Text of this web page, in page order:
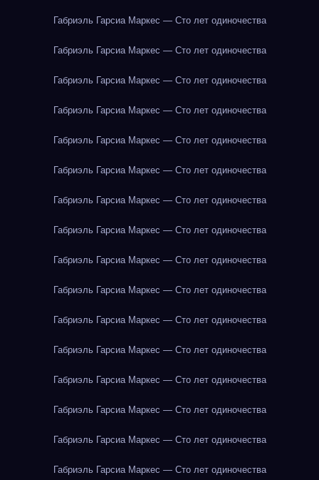
Габриэль Гарсиа Маркес — Сто лет одиночества
Габриэль Гарсиа Маркес — Сто лет одиночества
Габриэль Гарсиа Маркес — Сто лет одиночества
Габриэль Гарсиа Маркес — Сто лет одиночества
Габриэль Гарсиа Маркес — Сто лет одиночества
Габриэль Гарсиа Маркес — Сто лет одиночества
Габриэль Гарсиа Маркес — Сто лет одиночества
Габриэль Гарсиа Маркес — Сто лет одиночества
Габриэль Гарсиа Маркес — Сто лет одиночества
Габриэль Гарсиа Маркес — Сто лет одиночества
Габриэль Гарсиа Маркес — Сто лет одиночества
Габриэль Гарсиа Маркес — Сто лет одиночества
Габриэль Гарсиа Маркес — Сто лет одиночества
Габриэль Гарсиа Маркес — Сто лет одиночества
Габриэль Гарсиа Маркес — Сто лет одиночества
Габриэль Гарсиа Маркес — Сто лет одиночества